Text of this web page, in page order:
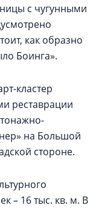
с чугунными
как образно
Боинга».
кластер
реставрации
на Большой
стороне.
– 16 тыс. кв. м. В